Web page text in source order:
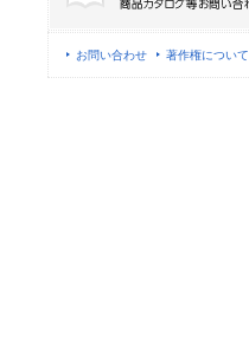
お問い合わせ 著作権について